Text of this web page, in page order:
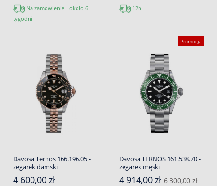
Na zamówienie - około 6
tygodni
12h
Davosa Ternos 166.196.05 -
zegarek damski
4 600,00 zł
Promocja
Davosa TERNOS 161.538.70 -
zegarek męski
4 914,00 zł 6 300,00 zł